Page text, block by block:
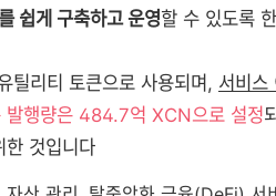
쉽게 구축하고 운영할 수 있도록
틸리티 토큰으로 사용되며, 서비스
발행량은 484.7억 XCN으로 설정
한 것입니다